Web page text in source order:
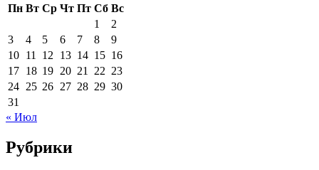
Пн Вт Ср Чт Пт Сб Вс
1
2
3
4 5 6 7 8
9
10 11 12 13 14 15 16
17 18 19 20 21 22 23
24 25 26 27 28 29 30
31
« Июл
Рубрики